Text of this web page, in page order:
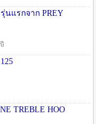
นแรกจาก PREY
TREBLE HOO